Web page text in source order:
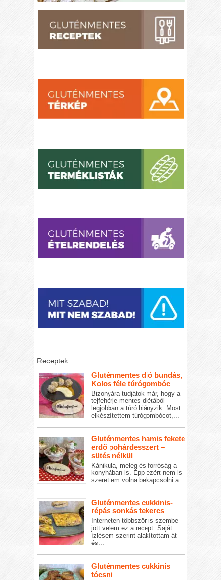
Receptek
Gluténmentes dió bundás,
Kolos féle túrógombóc
Bizonyára tudjátok már, hogy a
tejfehérje mentes diétából
legjobban a túró hiányzik. Most
elkészítettem túrógombócot,...
Gluténmentes hamis fekete
erdő pohárdesszert –
sütés nélkül
Kánikula, meleg és forróság a
konyhában is. Épp ezért nem is
szerettem volna bekapcsolni a...
Gluténmentes cukkinis-
répás sonkás tekercs
Interneten többször is szembe
jött velem ez a recept. Saját
ízlésem szerint alakítottam át
és...
Gluténmentes cukkinis
tócsni